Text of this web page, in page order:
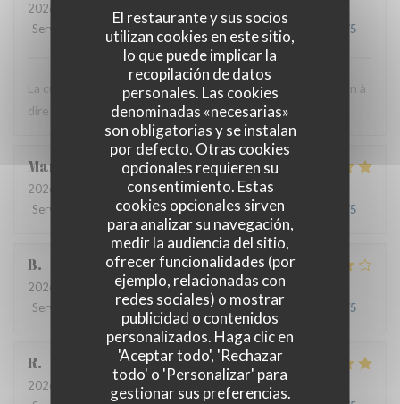
El restaurante y sus socios
utilizan cookies en este sitio,
lo que puede implicar la
recopilación de datos
personales. Las cookies
denominadas «necesarias»
son obligatorias y se instalan
por defecto. Otras cookies
opcionales requieren su
consentimiento. Estas
cookies opcionales sirven
para analizar su navegación,
medir la audiencia del sitio,
ofrecer funcionalidades (por
ejemplo, relacionadas con
redes sociales) o mostrar
publicidad o contenidos
personalizados. Haga clic en
'Aceptar todo', 'Rechazar
todo' o 'Personalizar' para
gestionar sus preferencias.
2026-07-24
Servicio
Ambiente Menú Calidad / Precio /5
La cuisine est très bonne et le personnel est agréable. Rien à
dire ! C'est toujours un bon moment.
Marie
2026-07-21
- 19:30 - Invitados 2
Servicio
Ambiente: 5 /5 Menú:5/5 Calidad / Precio /5
B
2026-07-08
- 20:00 - Invitados 4
Servicio
Ambiente : 4/5 Menú :4/5 Calidad / Precio /5
R
2026-06-17
- 13:00 - Invitados 3